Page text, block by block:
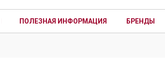
ПОЛЕЗНАЯ ИНФОРМАЦИЯ БРЕНДЫ